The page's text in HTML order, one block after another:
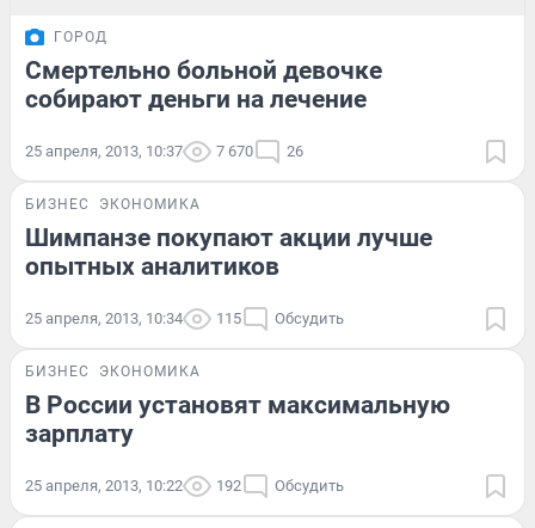
ГОРОД
Смертельно больной девочке
собирают деньги на лечение
25 апреля, 2013, 10:37 7 670 26
БИЗНЕС ЭКОНОМИКА
Шимпанзе покупают акции лучше
опытных аналитиков
25 апреля, 2013, 10:34 115 Обсудить
БИЗНЕС ЭКОНОМИКА
В России установят максимальную
зарплату
25 апреля, 2013, 10:22 192 Обсудить